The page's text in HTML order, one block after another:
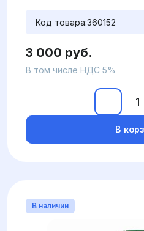
Код товара:360152
3 000 руб.
В том числе НДС 5%
В
В наличии